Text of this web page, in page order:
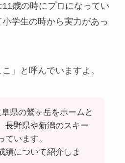
歳の時にプロになってい
学生の時から実力があっ
」と呼んでいますよ。
県の鷲ヶ岳をホームと
長野県や新潟のスキー
ています。
績について紹介しま